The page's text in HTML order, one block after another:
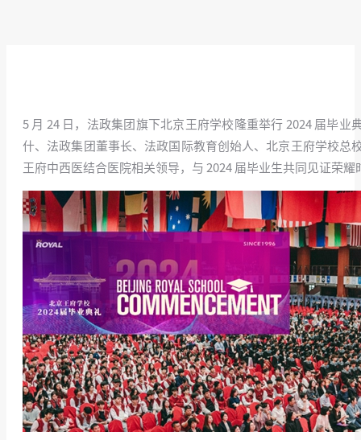
5 月 24 日，法政集团旗下北京王府学校隆重举行 2024 届毕
什、法政集团董事长、法政国际教育创始人、北京王府学校
王府中西医结合医院相关领导，与 2024 届毕业生共同见证荣耀